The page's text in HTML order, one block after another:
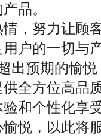
品。
，努力让顾
的一切与
出预期的愉悦
方位高品
和个性化享
悦，以此将